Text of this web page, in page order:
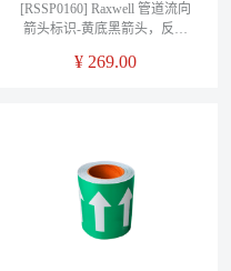
[RSSP0160] Raxwell 管道流向
箭头标识-黄底黑箭头，反光
150mm*20m
¥ 269.00